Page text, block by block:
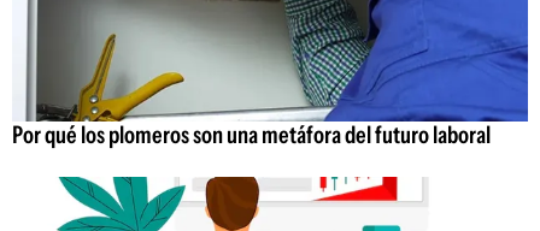
Por qué los plomeros son una metáfora del futuro laboral